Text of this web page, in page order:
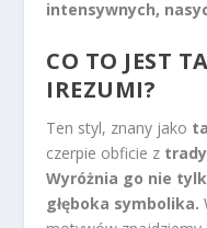
intensywnych,
CO TO JEST
IREZUMI?
Ten styl, znany jako
czerpie obficie z
Wyróżnia go nie
głęboka symbolika.